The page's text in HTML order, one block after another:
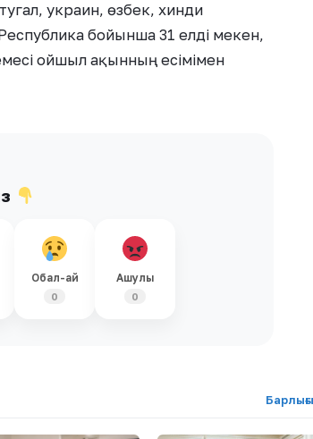
украин, өзбек, хинди
бойынша 31 елді мекен,
ойшыл ақынның есімімен
Обал-ай
0
Ашулы
0